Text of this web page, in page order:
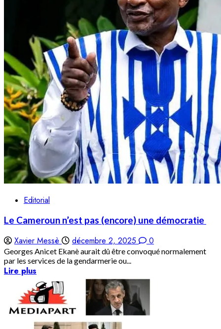
Editorial
Le Cameroun n’est pas (encore) une démocratie
Xavier Messè décembre 2, 2025 0
Georges Anicet Ekanè aurait dû être convoqué normalement
par les services de la gendarmerie ou...
Lire plus